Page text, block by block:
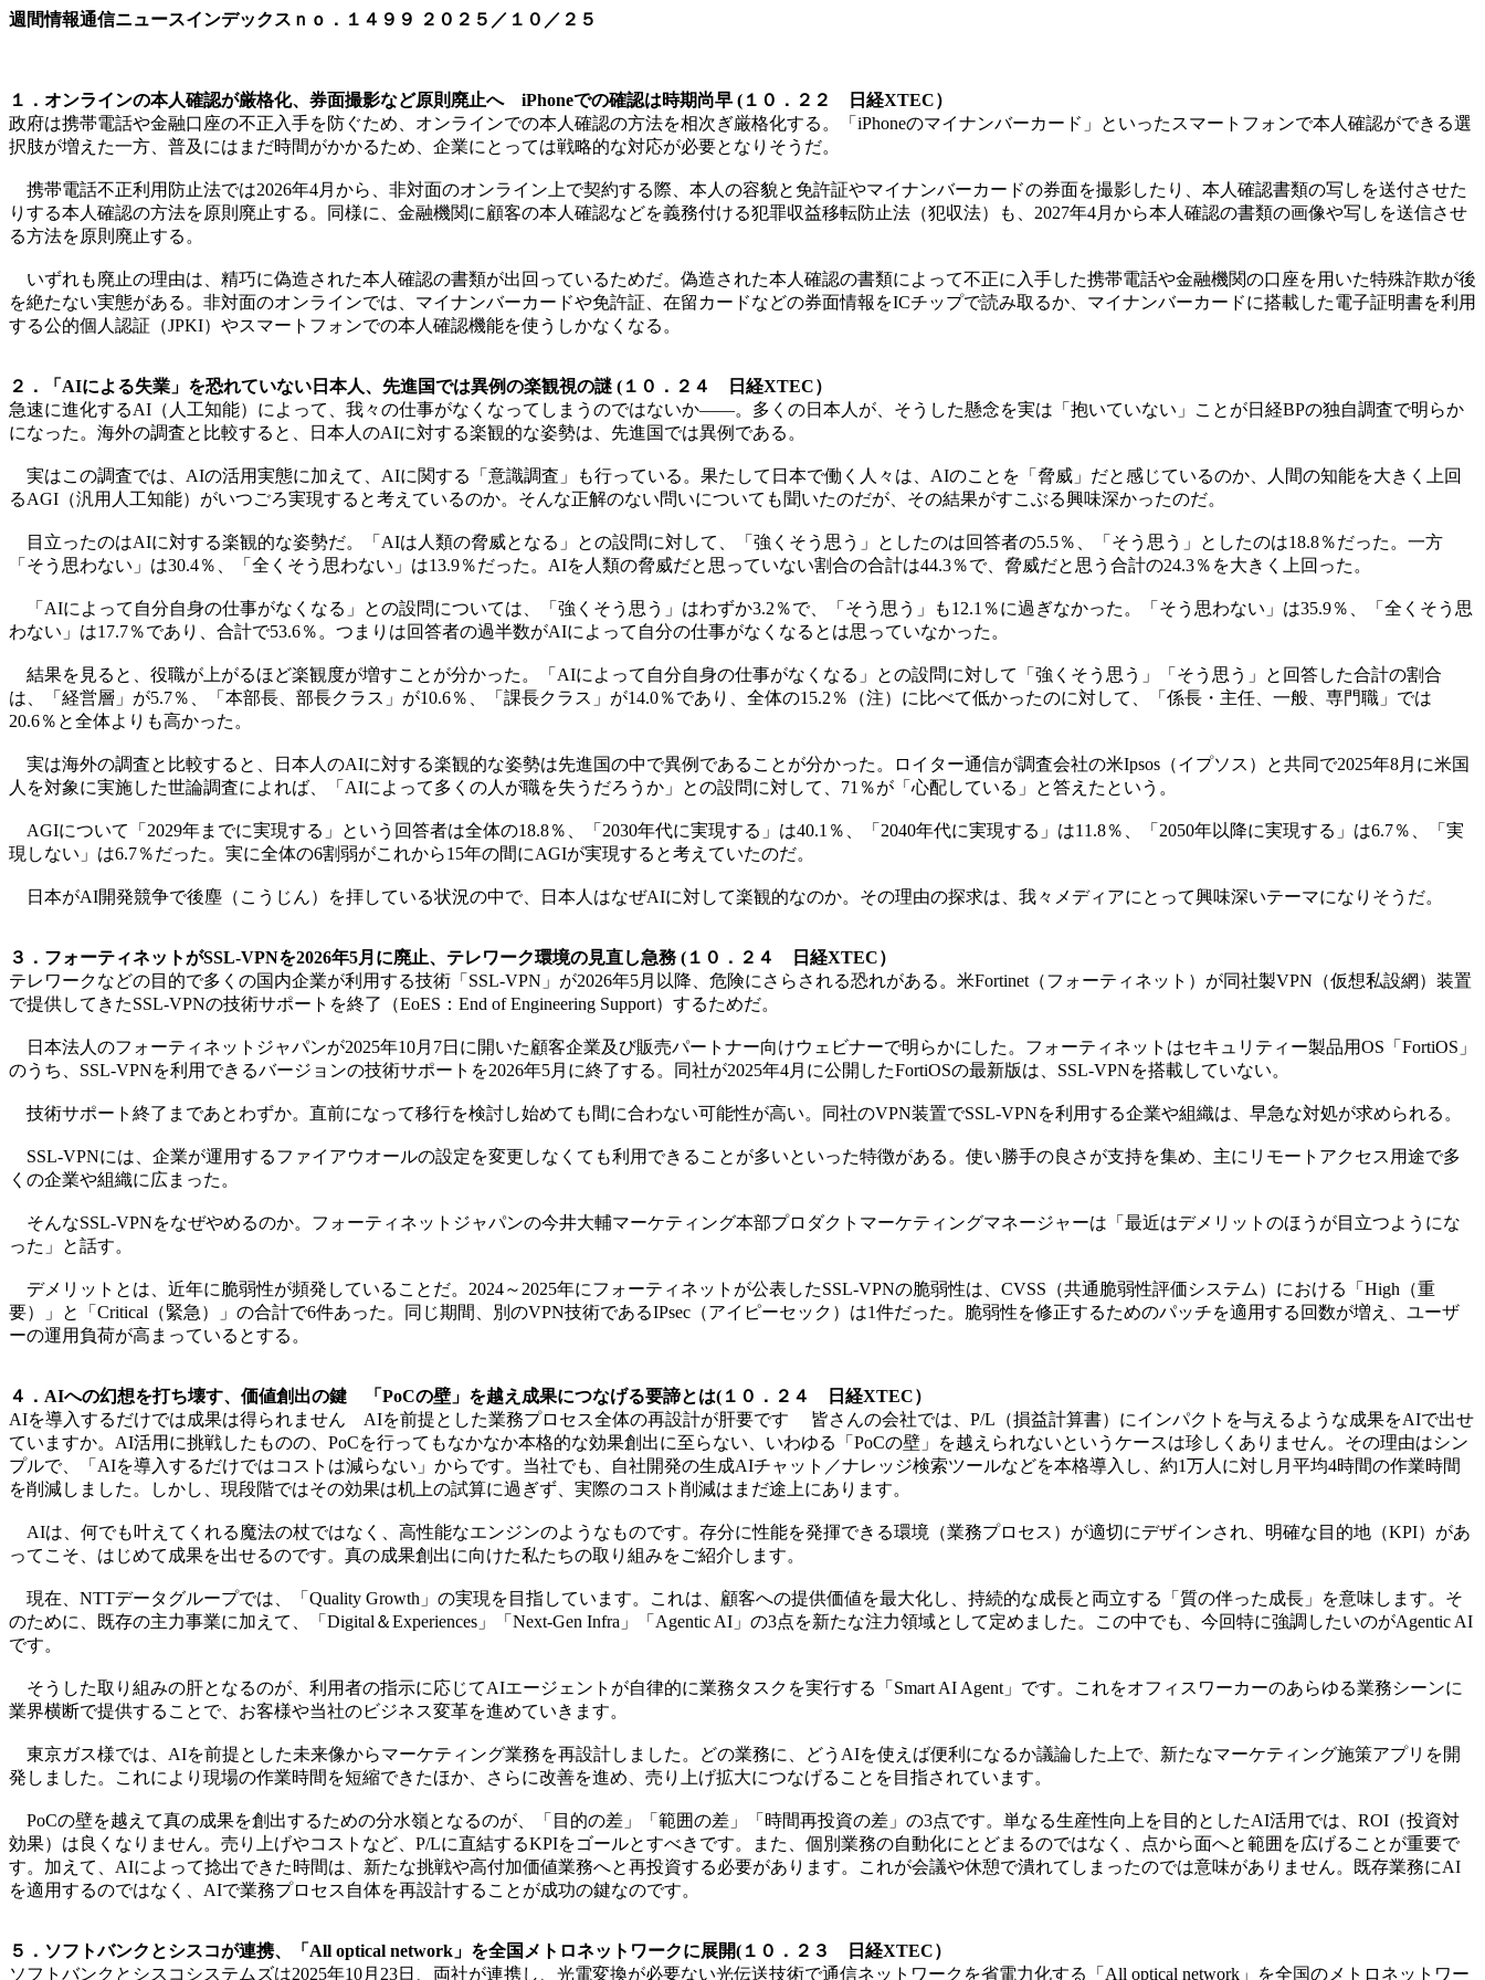
週間情報通信ニュースインデックスｎｏ． １４９９ ２０２５／１０／２５
１．オンラインの本人確認が厳格化、券面撮影など原則廃止へ iPhoneでの確認は時期尚早 (１０．２２ 日経XTEC）
政府は携帯電話や金融口座の不正入手を防ぐため、オンラインでの本人確認の方法を相次ぎ厳格化する。「iPhoneのマイナンバーカード」といったスマートフォンで本人確認ができる選
択肢が増えた一方、普及にはまだ時間がかかるため、企業にとっては戦略的な対応が必要となりそうだ。
携帯電話不正利用防止法では2026年4月から、非対面のオンライン上で契約する際、本人の容貌と免許証やマイナンバーカードの券面を撮影したり、本人確認書類の写しを送付させた
りする本人確認の方法を原則廃止する。同様に、金融機関に顧客の本人確認などを義務付ける犯罪収益移転防止法（犯収法）も、2027年4月から本人確認の書類の画像や写しを送信させ
る方法を原則廃止する。
いずれも廃止の理由は、精巧に偽造された本人確認の書類が出回っているためだ。偽造された本人確認の書類によって不正に入手した携帯電話や金融機関の口座を用いた特殊詐欺が後
を絶たない実態がある。非対面のオンラインでは、マイナンバーカードや免許証、在留カードなどの券面情報をICチップで読み取るか、マイナンバーカードに搭載した電子証明書を利用
する公的個人認証（JPKI）やスマートフォンでの本人確認機能を使うしかなくなる。
２．「AIによる失業」を恐れていない日本人、先進国では異例の楽観視の謎 (１０．２４ 日経XTEC）
急速に進化するAI（人工知能）によって、我々の仕事がなくなってしまうのではないか――。多くの日本人が、そうした懸念を実は「抱いていない」ことが日経BPの独自調査で明らか
になった。海外の調査と比較すると、日本人のAIに対する楽観的な姿勢は、先進国では異例である。
実はこの調査では、AIの活用実態に加えて、AIに関する「意識調査」も行っている。果たして日本で働く人々は、AIのことを「脅威」だと感じているのか、人間の知能を大きく上回
るAGI（汎用人工知能）がいつごろ実現すると考えているのか。そんな正解のない問いについても聞いたのだが、その結果がすこぶる興味深かったのだ。
目立ったのはAIに対する楽観的な姿勢だ。「AIは人類の脅威となる」との設問に対して、「強くそう思う」としたのは回答者の5.5％、「そう思う」としたのは18.8％だった。一方
「そう思わない」は30.4％、「全くそう思わない」は13.9％だった。AIを人類の脅威だと思っていない割合の合計は44.3％で、脅威だと思う合計の24.3％を大きく上回った。
「AIによって自分自身の仕事がなくなる」との設問については、「強くそう思う」はわずか3.2％で、「そう思う」も12.1％に過ぎなかった。「そう思わない」は35.9％、「全くそう思
わない」は17.7％であり、合計で53.6％。つまりは回答者の過半数がAIによって自分の仕事がなくなるとは思っていなかった。
結果を見ると、役職が上がるほど楽観度が増すことが分かった。「AIによって自分自身の仕事がなくなる」との設問に対して「強くそう思う」「そう思う」と回答した合計の割合
は、「経営層」が5.7％、「本部長、部長クラス」が10.6％、「課長クラス」が14.0％であり、全体の15.2％（注）に比べて低かったのに対して、「係長・主任、一般、専門職」では
20.6％と全体よりも高かった。
実は海外の調査と比較すると、日本人のAIに対する楽観的な姿勢は先進国の中で異例であることが分かった。ロイター通信が調査会社の米Ipsos（イプソス）と共同で2025年8月に米国
人を対象に実施した世論調査によれば、「AIによって多くの人が職を失うだろうか」との設問に対して、71％が「心配している」と答えたという。
AGIについて「2029年までに実現する」という回答者は全体の18.8％、「2030年代に実現する」は40.1％、「2040年代に実現する」は11.8％、「2050年以降に実現する」は6.7％、「実
現しない」は6.7％だった。実に全体の6割弱がこれから15年の間にAGIが実現すると考えていたのだ。
日本がAI開発競争で後塵（こうじん）を拝している状況の中で、日本人はなぜAIに対して楽観的なのか。その理由の探求は、我々メディアにとって興味深いテーマになりそうだ。
３．フォーティネットがSSL-VPNを2026年5月に廃止、テレワーク環境の見直し急務 (１０．２４ 日経XTEC）
テレワークなどの目的で多くの国内企業が利用する技術「SSL-VPN」が2026年5月以降、危険にさらされる恐れがある。米Fortinet（フォーティネット）が同社製VPN（仮想私設網）装置
で提供してきたSSL-VPNの技術サポートを終了（EoES：End of Engineering Support）するためだ。
日本法人のフォーティネットジャパンが2025年10月7日に開いた顧客企業及び販売パートナー向けウェビナーで明らかにした。フォーティネットはセキュリティー製品用OS「FortiOS」
のうち、SSL-VPNを利用できるバージョンの技術サポートを2026年5月に終了する。同社が2025年4月に公開したFortiOSの最新版は、SSL-VPNを搭載していない。
技術サポート終了まであとわずか。直前になって移行を検討し始めても間に合わない可能性が高い。同社のVPN装置でSSL-VPNを利用する企業や組織は、早急な対処が求められる。
SSL-VPNには、企業が運用するファイアウオールの設定を変更しなくても利用できることが多いといった特徴がある。使い勝手の良さが支持を集め、主にリモートアクセス用途で多
くの企業や組織に広まった。
そんなSSL-VPNをなぜやめるのか。フォーティネットジャパンの今井大輔マーケティング本部プロダクトマーケティングマネージャーは「最近はデメリットのほうが目立つようにな
った」と話す。
デメリットとは、近年に脆弱性が頻発していることだ。2024～2025年にフォーティネットが公表したSSL-VPNの脆弱性は、CVSS（共通脆弱性評価システム）における「High（重
要）」と「Critical（緊急）」の合計で6件あった。同じ期間、別のVPN技術であるIPsec（アイピーセック）は1件だった。脆弱性を修正するためのパッチを適用する回数が増え、ユーザ
ーの運用負荷が高まっているとする。
４．AIへの幻想を打ち壊す、価値創出の鍵 「PoCの壁」を越え成果につなげる要諦とは(１０．２４ 日経XTEC）
AIを導入するだけでは成果は得られません AIを前提とした業務プロセス全体の再設計が肝要です 皆さんの会社では、P/L（損益計算書）にインパクトを与えるような成果をAIで出せ
ていますか。AI活用に挑戦したものの、PoCを行ってもなかなか本格的な効果創出に至らない、いわゆる「PoCの壁」を越えられないというケースは珍しくありません。その理由はシン
プルで、「AIを導入するだけではコストは減らない」からです。当社でも、自社開発の生成AIチャット／ナレッジ検索ツールなどを本格導入し、約1万人に対し月平均4時間の作業時間
を削減しました。しかし、現段階ではその効果は机上の試算に過ぎず、実際のコスト削減はまだ途上にあります。
AIは、何でも叶えてくれる魔法の杖ではなく、高性能なエンジンのようなものです。存分に性能を発揮できる環境（業務プロセス）が適切にデザインされ、明確な目的地（KPI）があ
ってこそ、はじめて成果を出せるのです。真の成果創出に向けた私たちの取り組みをご紹介します。
現在、NTTデータグループでは、「Quality Growth」の実現を目指しています。これは、顧客への提供価値を最大化し、持続的な成長と両立する「質の伴った成長」を意味します。そ
のために、既存の主力事業に加えて、「Digital＆Experiences」「Next-Gen Infra」「Agentic AI」の3点を新たな注力領域として定めました。この中でも、今回特に強調したいのがAgentic AI
です。
そうした取り組みの肝となるのが、利用者の指示に応じてAIエージェントが自律的に業務タスクを実行する「Smart AI Agent」です。これをオフィスワーカーのあらゆる業務シーンに
業界横断で提供することで、お客様や当社のビジネス変革を進めていきます。
東京ガス様では、AIを前提とした未来像からマーケティング業務を再設計しました。どの業務に、どうAIを使えば便利になるか議論した上で、新たなマーケティング施策アプリを開
発しました。これにより現場の作業時間を短縮できたほか、さらに改善を進め、売り上げ拡大につなげることを目指されています。
PoCの壁を越えて真の成果を創出するための分水嶺となるのが、「目的の差」「範囲の差」「時間再投資の差」の3点です。単なる生産性向上を目的としたAI活用では、ROI（投資対
効果）は良くなりません。売り上げやコストなど、P/Lに直結するKPIをゴールとすべきです。また、個別業務の自動化にとどまるのではなく、点から面へと範囲を広げることが重要で
す。加えて、AIによって捻出できた時間は、新たな挑戦や高付加価値業務へと再投資する必要があります。これが会議や休憩で潰れてしまったのでは意味がありません。既存業務にAI
を適用するのではなく、AIで業務プロセス自体を再設計することが成功の鍵なのです。
５．ソフトバンクとシスコが連携、「All optical network」を全国メトロネットワークに展開(１０．２３ 日経XTEC）
ソフトバンクとシスコシステムズは2025年10月23日、両社が連携し、光電変換が必要ない光伝送技術で通信ネットワークを省電力化する「All optical network」を全国のメトロネットワー